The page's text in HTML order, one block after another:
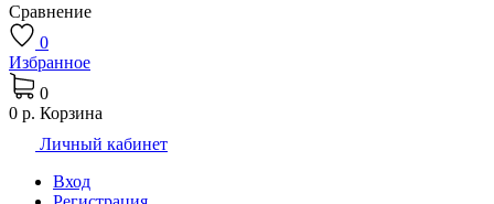
Сравнение
0
Избранное
0
0 р. Корзина
Личный кабинет
Вход